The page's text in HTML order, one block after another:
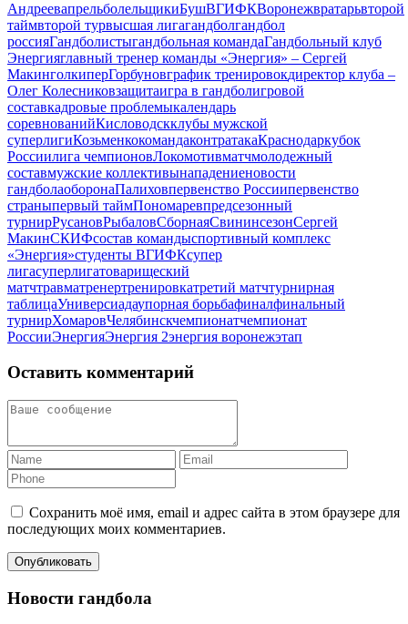
АндреевапрельболельщикиБушВГИФКВоронежвратарьвторой
таймвторой турвысшая лигагандболгандбол
россияГандболистыгандбольная командаГандбольный клуб
Энергияглавный тренер команды «Энергия» – Сергей
МакинголкиперГорбуновграфик тренировокдиректор клуба –
Олег Колесниковзащитаигра в гандболигровой
составкадровые проблемыкалендарь
соревнованийКисловодскклубы мужской
суперлигиКозьменкокомандаконтратакаКраснодаркубок
Россиилига чемпионовЛокомотивматчмолодежный
составмужские коллективынападениеновости
гандболаоборонаПалиховпервенство Россиипервенство
страныпервый таймПономаревпредсезонный
турнирРусановРыбаловСборнаяСвининсезонСергей
МакинСКИФсостав командыспортивный комплекс
«Энергия»студенты ВГИФКсупер
лигасуперлигатоварищеский
матчтравматренертренировкатретий матчтурнирная
таблицаУниверсиадаупорная борьбафиналфинальный
турнирХомаровЧелябинскчемпионатчемпионат
РоссииЭнергияЭнергия 2энергия воронежэтап
Оставить комментарий
Сохранить моё имя, email и адрес сайта в этом браузере для
последующих моих комментариев.
Новости гандбола